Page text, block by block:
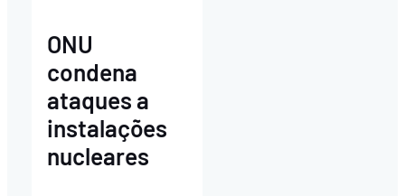
ONU
condena
ataques a
instalações
nucleares